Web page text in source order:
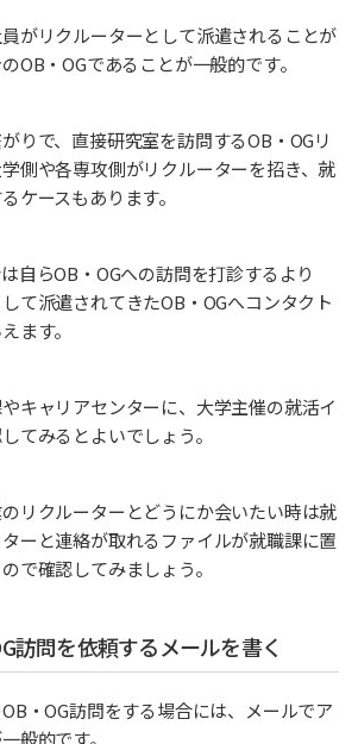
がリクルーターとして派遣されることが
OB・OGであることが一般的です。
りで、直接研究室を訪問するOB・OGリ
側や各専攻側がリクルーターを招き、就
ケースもあります。
自らOB・OGへの訪問を打診するより
て派遣されてきたOB・OGへコンタクト
ます。
キャリアセンターに、大学主催の就活イ
てみるとよいでしょう。
リクルーターとどうにか会いたい時は就
ーと連絡が取れるファイルが就職課に置
で確認してみましょう。
訪問を依頼するメールを書く
・OG訪問をする場合には、メールでア
般的です。